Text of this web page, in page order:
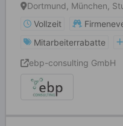
Dortmund, München,
Vollzeit
Mitarbeiterrabatte
ebp-consulting GmbH